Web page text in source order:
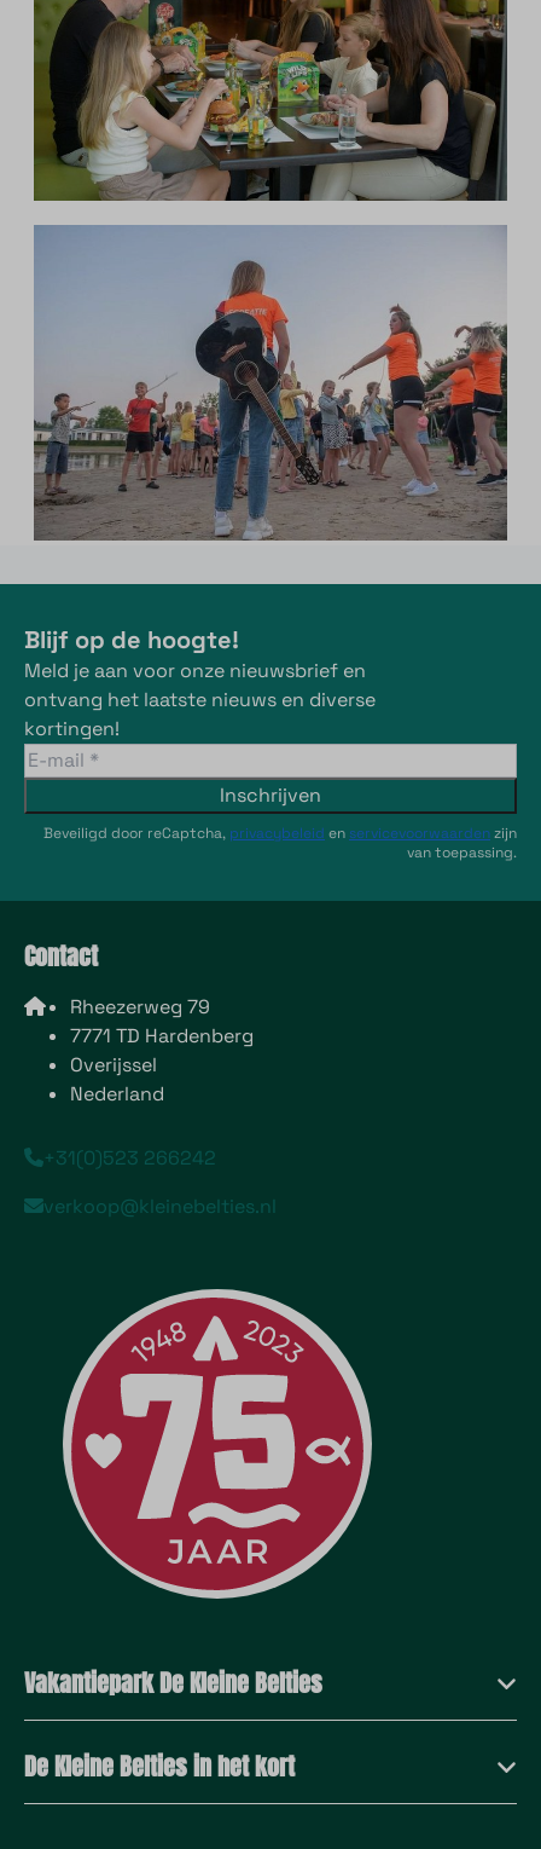
Blijf op de hoogte!
Meld je aan voor onze nieuwsbrief en
ontvang het laatste nieuws en diverse
kortingen!
Inschrijven
Beveiligd door reCaptcha, privacybeleid en servicevoorwaardenzijn
van toepassing.
Contact
Rheezerweg 79
7771 TD Hardenberg
Overijssel
Nederland
+31(0)523 266242
verkoop@kleinebelties.nl
Vakantiepark De Kleine Belties
De Kleine Belties in het kort